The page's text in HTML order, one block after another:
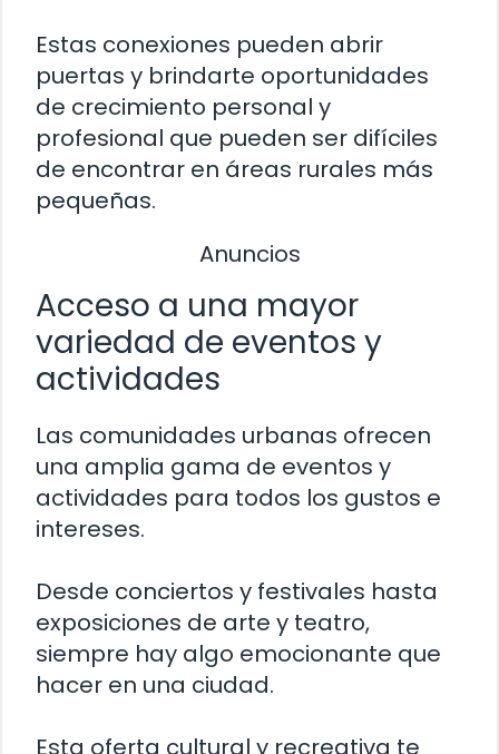
Estas conexiones pueden abrir
puertas y brindarte oportunidades
de crecimiento personal y
profesional que pueden ser difíciles
de encontrar en áreas rurales más
pequeñas.
Anuncios
Acceso a una mayor
variedad de eventos y
actividades
Las comunidades urbanas ofrecen
una amplia gama de eventos y
actividades para todos los gustos e
intereses.
Desde conciertos y festivales hasta
exposiciones de arte y teatro,
siempre hay algo emocionante que
hacer en una ciudad.
Esta oferta cultural y recreativa te